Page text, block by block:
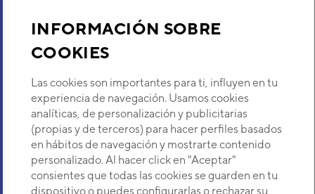
INFORMACIÓN SOBRE
COOKIES
Las cookies son importantes para ti, influyen en tu
experiencia de navegación. Usamos cookies
analíticas, de personalización y publicitarias
(propias y de terceros) para hacer perfiles basados
en hábitos de navegación y mostrarte contenido
personalizado. Al hacer click en "Aceptar"
consientes que todas las cookies se guarden en tu
dispositivo o puedes configurarlas o rechazar su
UNIDAD INTERIOR ABG36UT
(ABG36UT)
Código: 3NGG3256 - Ref. fabricante:
ABG36UBAG
VER DETALLE
Sobre Nosotros
Descubre Eurofred
Dónde Estamos